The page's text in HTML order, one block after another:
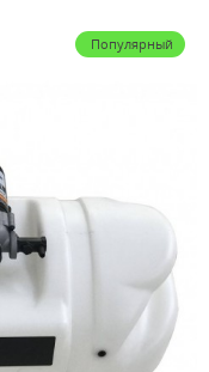
Популярный